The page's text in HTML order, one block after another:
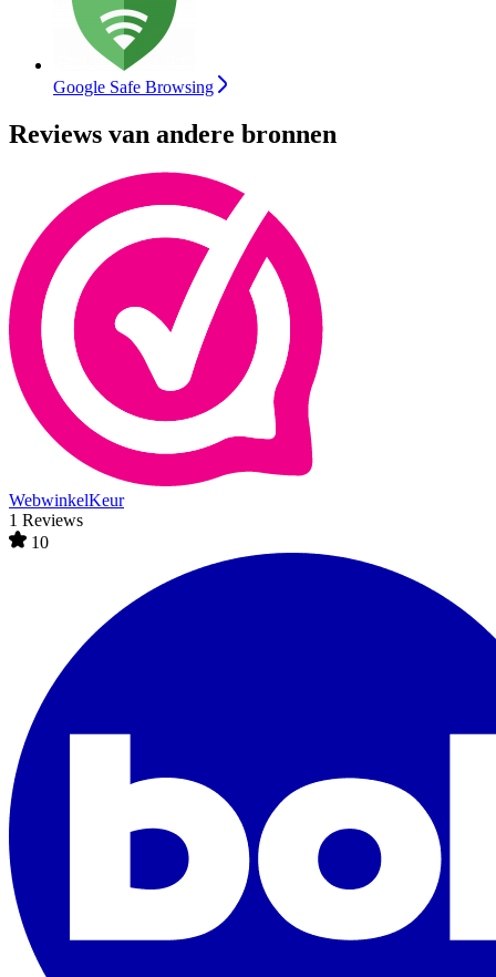
Google Safe Browsing
Reviews van andere bronnen
WebwinkelKeur
1 Reviews
10